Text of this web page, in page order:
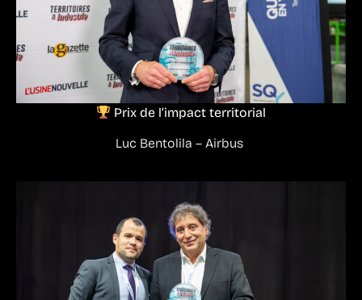
Prix de l’impact territorial
Luc Bentolila – Airbus